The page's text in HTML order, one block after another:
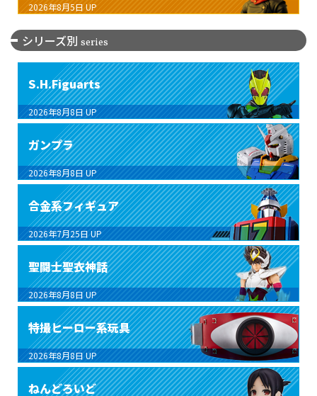
2026年8月5日 UP
シリーズ別 series
S.H.Figuarts
2026年8月8日 UP
ガンプラ
2026年8月8日 UP
合金系フィギュア
2026年7月25日 UP
聖闘士聖衣神話
2026年8月8日 UP
特撮ヒーロー系玩具
2026年8月8日 UP
ねんどろいど